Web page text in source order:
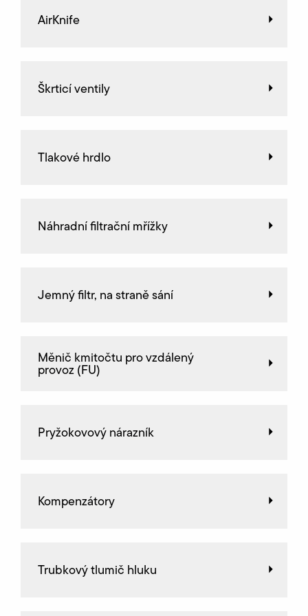
AirKnife
Škrticí ventily
Tlakové hrdlo
Náhradní filtrační mřížky
Jemný filtr, na straně sání
Měnič kmitočtu pro vzdálený
provoz (FU)
Pryžokovový nárazník
Kompenzátory
Trubkový tlumič hluku